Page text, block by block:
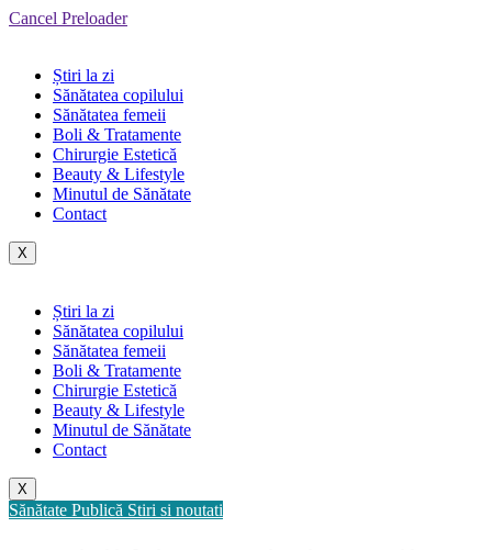
Cancel Preloader
Știri la zi
Sănătatea copilului
Sănătatea femeii
Boli & Tratamente
Chirurgie Estetică
Beauty & Lifestyle
Minutul de Sănătate
Contact
X
Știri la zi
Sănătatea copilului
Sănătatea femeii
Boli & Tratamente
Chirurgie Estetică
Beauty & Lifestyle
Minutul de Sănătate
Contact
X
Sănătate Publică Stiri si noutati